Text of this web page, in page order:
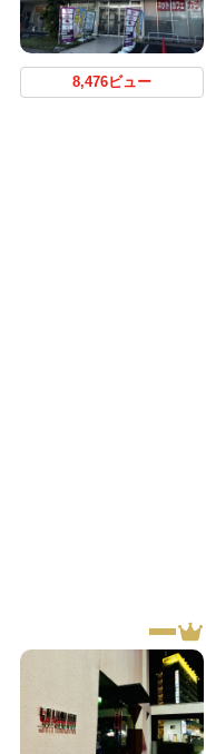
8,476ビュー